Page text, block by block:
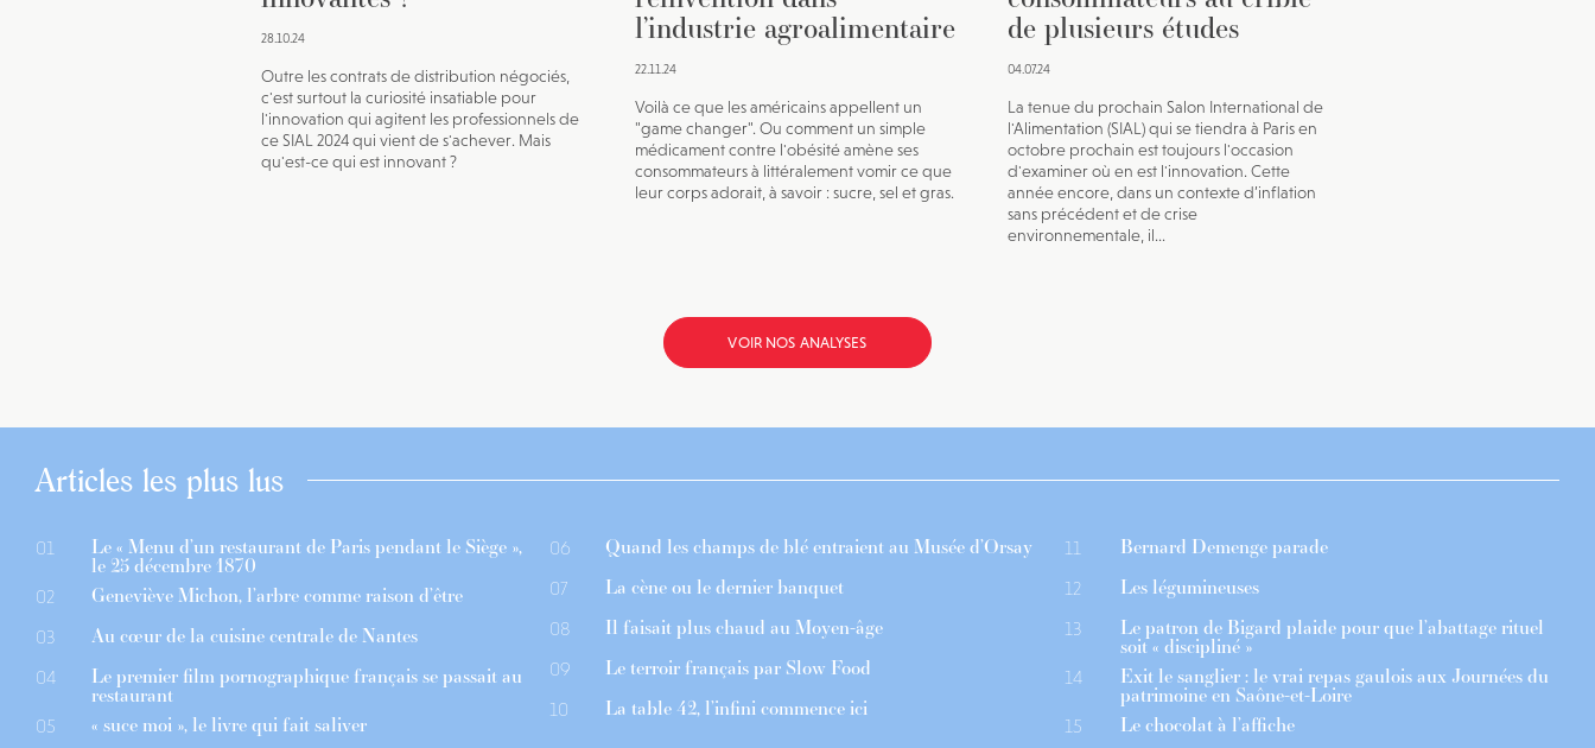
28.10.24
Outre les contrats de distribution négociés,
c'est surtout la curiosité insatiable pour
l'innovation qui agitent les professionnels de
ce SIAL 2024 qui vient de s'achever. Mais
qu'est-ce qui est innovant ?
l’industrie agroalimentaire
22.11.24
Voilà ce que les américains appellent un
"game changer". Ou comment un simple
médicament contre l'obésité amène ses
consommateurs à littéralement vomir ce que
leur corps adorait, à savoir : sucre, sel et gras.
de plusieurs études
04.07.24
La tenue du prochain Salon International de
l'Alimentation (SIAL) qui se tiendra à Paris en
octobre prochain est toujours l'occasion
d'examiner où en est l'innovation. Cette
année encore, dans un contexte d’inflation
sans précédent et de crise
environnementale, il...
VOIR NOS ANALYSES
Articles les plus lus
01 Le « Menu d’un restaurant de Paris pendant le Siège »,
le 25 décembre 1870
02 Geneviève Michon, l’arbre comme raison d’être
03 Au cœur de la cuisine centrale de Nantes
04 Le premier film pornographique français se passait au
restaurant
05 « suce moi », le livre qui fait saliver
06 Quand les champs de blé entraient au Musée d’Orsay
07 La cène ou le dernier banquet
08 Il faisait plus chaud au Moyen-âge
09 Le terroir français par Slow Food
10 La table 42, l’infini commence ici
11 Bernard Demenge parade
12 Les légumineuses
13 Le patron de Bigard plaide pour que l’abattage rituel
soit « discipliné »
14 Exit le sanglier : le vrai repas gaulois aux Journées du
patrimoine en Saône-et-Loire
15 Le chocolat à l’affiche